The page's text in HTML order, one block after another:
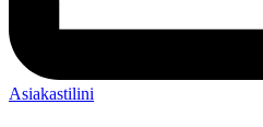
Asiakastilini